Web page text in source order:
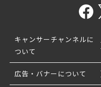
キャンサーチャンネルに
ついて
広告・バナーについて